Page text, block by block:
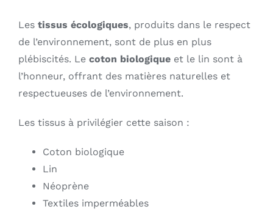
Les tissus écologiques, produits dans le respect
de l’environnement, sont de plus en plus
plébiscités. Le coton biologiqueet le lin sont à
l’honneur, offrant des matières naturelles et
respectueuses de l’environnement.
Les tissus à privilégier cette saison :
Coton biologique
Lin
Néoprène
Textiles imperméables